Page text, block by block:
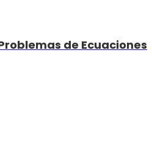
de Ecuaciones